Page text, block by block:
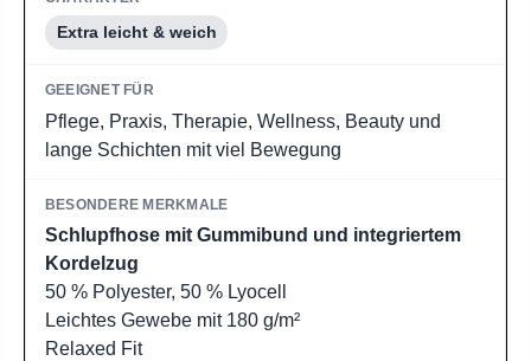
Extra leicht & weich
Pflege, Praxis, Therapie, Wellness, Beauty und
lange Schichten mit viel Bewegung
Schlupfhose mit Gummibund und integriertem
Kordelzug
50 % Polyester, 50 % Lyocell
Leichtes Gewebe mit 180 g/m²
Relaxed Fit